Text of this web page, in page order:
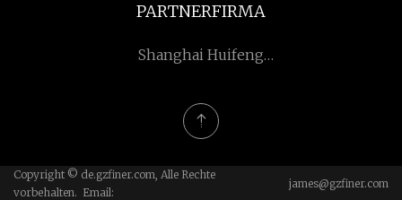
PARTNERFIRMA
Shanghai Huifeng
Co., Ltd.
Copyright © de.gzfiner.com, Alle Rechte
vorbehalten. Email:
james@gzfiner.com